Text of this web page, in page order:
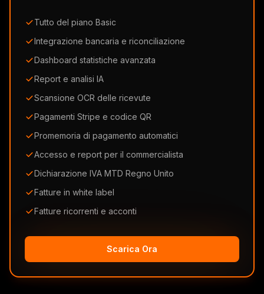
Tutto del piano Basic
Integrazione bancaria e riconciliazione
Dashboard statistiche avanzata
Report e analisi IA
Scansione OCR delle ricevute
Pagamenti Stripe e codice QR
Promemoria di pagamento automatici
Accesso e report per il commercialista
Dichiarazione IVA MTD Regno Unito
Fatture in white label
Fatture ricorrenti e acconti
Scarica Ora